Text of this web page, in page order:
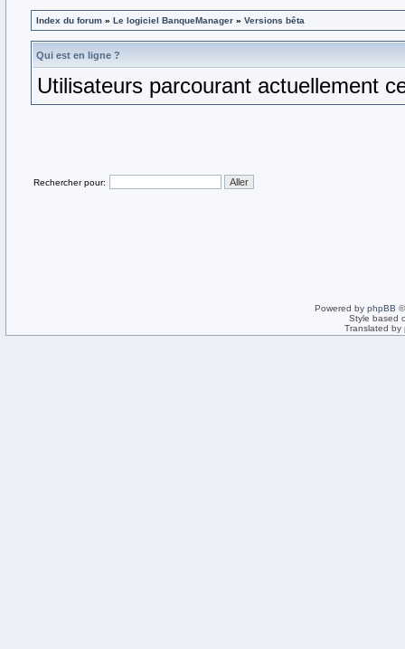
Index du forum » Le logiciel BanqueManager » Versions bêta
Qui est en ligne ?
Utilisateurs parcourant actuellement
Rechercher pour:
Powered by phpBB
Style based
Translated by